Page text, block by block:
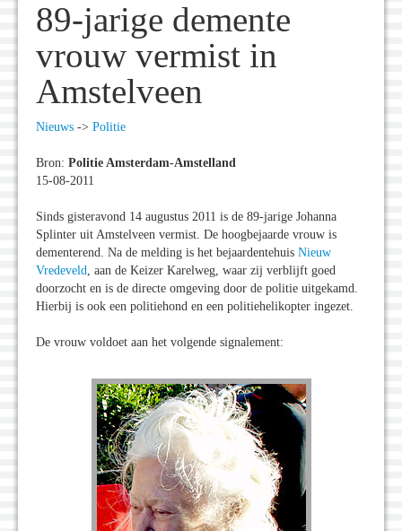
89-jarige demente
vrouw vermist in
Amstelveen
Nieuws -> Politie
Bron: Politie Amsterdam-Amstelland
15-08-2011
Sinds gisteravond 14 augustus 2011 is de 89-jarige Johanna
Splinter uit Amstelveen vermist. De hoogbejaarde vrouw is
dementerend. Na de melding is het bejaardentehuis Nieuw
Vredeveld, aan de Keizer Karelweg, waar zij verblijft goed
doorzocht en is de directe omgeving door de politie uitgekamd.
Hierbij is ook een politiehond en een politiehelikopter ingezet.
De vrouw voldoet aan het volgende signalement: